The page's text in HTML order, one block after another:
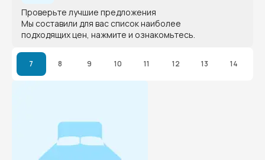
Проверьте лучшие предложения
Мы составили для вас список наиболее
подходящих цен, нажмите и ознакомьтесь.
7 8 9 10 11 12 13 14